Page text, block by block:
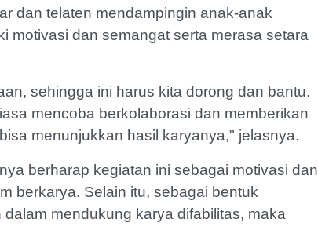
dan telaten mendampingin anak-anak
motivasi dan semangat serta merasa setara
sehingga ini harus kita dorong dan bantu.
mencoba berkolaborasi dan memberikan
menunjukkan hasil karyanya," jelasnya.
berharap kegiatan ini sebagai motivasi dan
berkarya. Selain itu, sebagai bentuk
mendukung karya difabilitas, maka